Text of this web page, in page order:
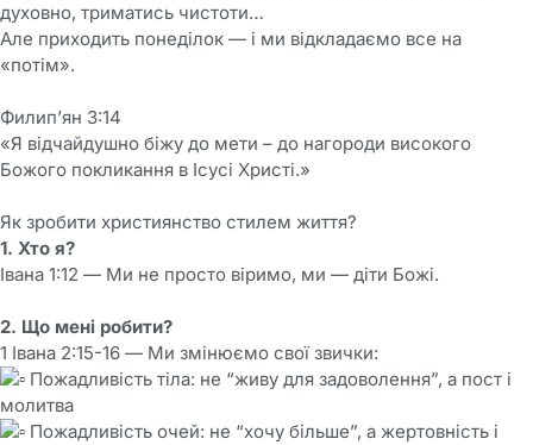
духовно, триматись чистоти…
Але приходить понеділок — і ми відкладаємо все на
«потім».
Филип’ян 3:14
«Я відчайдушно біжу до мети – до нагороди високого
Божого покликання в Ісусі Христі.»
Як зробити християнство стилем життя?
1. Хто я?
Івана 1:12 — Ми не просто віримо, ми — діти Божі.
2. Що мені робити?
1 Івана 2:15-16 — Ми змінюємо свої звички:
Пожадливість тіла: не “живу для задоволення”, а пост і
молитва
Пожадливість очей: не “хочу більше”, а жертовність і